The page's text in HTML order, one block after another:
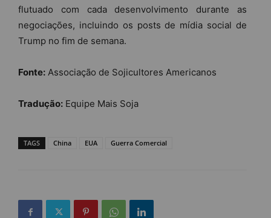
flutuado com cada desenvolvimento durante as
negociações, incluindo os posts de mídia social de
Trump no fim de semana.
Fonte: Associação de Sojicultores Americanos
Tradução: Equipe Mais Soja
TAGS China EUA Guerra Comercial